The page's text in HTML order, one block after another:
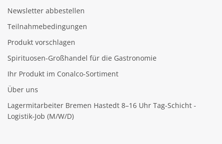
Newsletter abbestellen
Teilnahmebedingungen
Produkt vorschlagen
Spirituosen-Großhandel für die Gastronomie
Ihr Produkt im Conalco-Sortiment
Über uns
Lagermitarbeiter Bremen Hastedt 8–16 Uhr Tag-Schicht -
Logistik-Job (M/W/D)